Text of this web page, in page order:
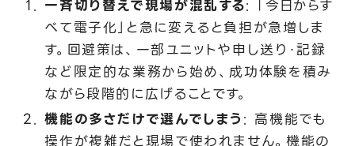
一斉切り替えで現場が混乱する: 「今日からす
べて電子化」と急に変えると負担が急増しま
す。回避策は、一部ユニットや申し送り・記録
など限定的な業務から始め、成功体験を積み
ながら段階的に広げることです。
機能の多さだけで選んでしまう: 高機能でも
操作が複雑だと現場で使われません。機能の